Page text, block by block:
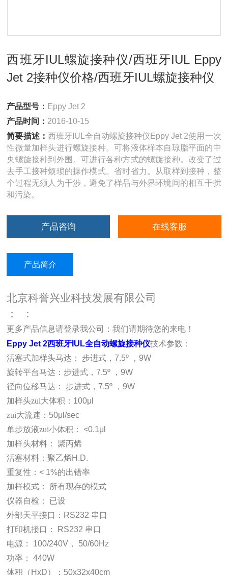
西班牙IUL螺旋接种仪/西班牙IUL Eppy
Jet 2接种仪价格/西班牙IUL螺旋接种仪
产品型号： Eppy Jet 2
产品时间： 2016-10-15
简要描述： 西班牙IUL全自动螺旋接种仪Eppy Jet 2使用一次
性微量加样头进行螺旋接种。可将液体样本自琼脂平面的中
央螺旋接种到外围。可进行各种方式的螺旋接种。改变了过
去手工接种烦琐的操作模式。省时省力。从取样到接种，整
个过程无须人为干涉，避免了样品与外界环境间的相互干扰
和污染。
产品咨询 在线客服
产品简介
北京科誉兴业科技发展有限公司
：
：
更多产品信息请登录我公司：我们请期待您的来电！
Eppy Jet 2西班牙 IUL全自动螺旋接种仪技术参数：
活塞式加样头马达：
步进式， 7.5º ，9W
旋转平台马达：步进式， 7.5º ，9W
径向位移马达：
步进式， 7.5º ，9W
加样头zui大体积： 100μl
zui大流速： 50μl/sec
单步放液zui小体积：
<0.1μl
加样头材料：
聚丙烯
活塞材料：聚乙烯H.D.
重复性：< 1%的出错率
加样模式：
所有现存的模式
仪器自检：
已设
外部天平接口： RS232 串口
打印机接口：
RS232 串口
电源：
100/240V ，
50/60Hz
功率：
440W
体积 （HxD） ： 50x32x40cm